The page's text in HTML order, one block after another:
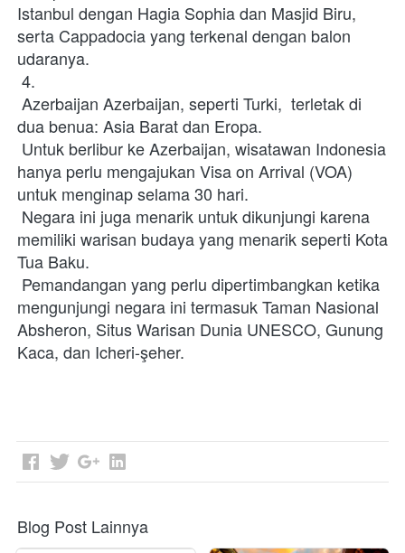
Istanbul dengan Hagia Sophia dan Masjid Biru,
serta Cappadocia yang terkenal dengan balon
udaranya.
4.
dua benua: Asia Barat dan Eropa.
hanya perlu mengajukan Visa on Arrival (VOA)
untuk menginap selama 30 hari.
memiliki warisan budaya yang menarik seperti Kota
Tua Baku.
mengunjungi negara ini termasuk Taman Nasional
Absheron, Situs Warisan Dunia UNESCO, Gunung
Kaca, dan Icheri-şeher.
Blog Post Lainnya